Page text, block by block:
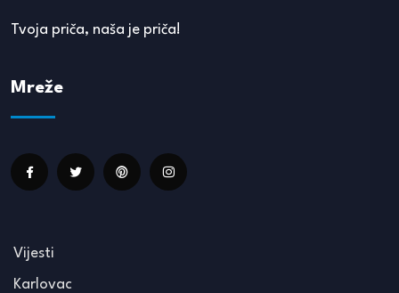
Tvoja priča, naša je priča!
Mreže
Vijesti
Karlovac